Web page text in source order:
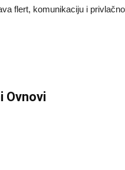
flert, komunikaciju i
Ovnovi